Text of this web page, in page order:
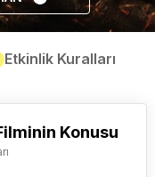
Etkinlik Kuralları
Konusu